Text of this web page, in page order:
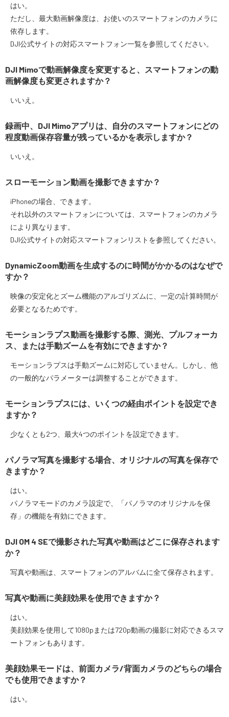
はい。
ただし、最大動画解像度は、お使いのスマートフォンのカメラに
依存します。
DJI公式サイトの対応スマートフォン一覧を参照してください。
DJI Mimoで動画解像度を変更すると、スマートフォンの動
画解像度も変更されますか？
いいえ。
録画中、DJI Mimoアプリは、自分のスマートフォンにどの
程度動画保存容量が残っているかを表示しますか？
いいえ。
スローモーション動画を撮影できますか？
iPhoneの場合、できます。
それ以外のスマートフォンについては、スマートフォンのカメラ
により異なります。
DJI公式サイトの対応スマートフォンリストを参照してください。
DynamicZoom動画を生成するのに時間がかかるのはなぜで
すか？
映像の安定化とズーム機能のアルゴリズムに、一定の計算時間が
必要となるためです。
モーションラプス動画を撮影する際、測光、プルフォーカ
ス、または手動ズームを有効にできますか？
モーションラプスは手動ズームに対応していません。しかし、他
の一般的なパラメーターは調整することができます。
モーションラプスには、いくつの経由ポイントを設定でき
ますか？
少なくとも2つ、最大4つのポイントを設定できます。
パノラマ写真を撮影する場合、オリジナルの写真を保存で
きますか？
はい。
パノラマモードのカメラ設定で、「パノラマのオリジナルを保
存」の機能を有効にできます。
DJI OM 4 SEで撮影された写真や動画はどこに保存されます
か？
写真や動画は、スマートフォンのアルバムに全て保存されます。
写真や動画に美顔効果を使用できますか？
はい。
美顔効果を使用して1080pまたは720p動画の撮影に対応できるスマ
ートフォンもあります。
美顔効果モードは、前面カメラ/背面カメラのどちらの場合
でも使用できますか？
はい。